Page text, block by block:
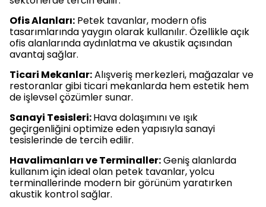
Ofis Alanları: Petek tavanlar, modern ofis
tasarımlarında yaygın olarak kullanılır. Özellikle açık
ofis alanlarında aydınlatma ve akustik açısından
avantaj sağlar.
Ticari Mekanlar:Alışveriş merkezleri, mağazalar ve
restoranlar gibi ticari mekanlarda hem estetik hem
de işlevsel çözümler sunar.
Sanayi Tesisleri:Hava dolaşımını ve ışık
geçirgenliğini optimize eden yapısıyla sanayi
tesislerinde de tercih edilir.
Havalimanları ve Terminaller:Geniş alanlarda
kullanım için ideal olan petek tavanlar, yolcu
terminallerinde modern bir görünüm yaratırken
akustik kontrol sağlar.